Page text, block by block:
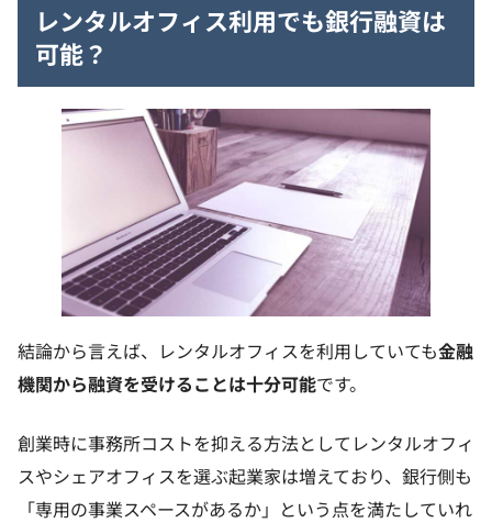
レンタルオフィス利用でも銀行融資は
可能？
結論から言えば、レンタルオフィスを利用していても金融
機関から融資を受けることは十分可能です。
創業時に事務所コストを抑える方法としてレンタルオフィ
スやシェアオフィスを選ぶ起業家は増えており、銀行側も
「専用の事業スペースがあるか」という点を満たしていれ